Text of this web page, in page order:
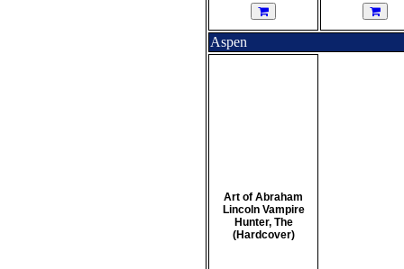
Aspen
Art of Abraham
Lincoln Vampire
Hunter, The
(Hardcover)